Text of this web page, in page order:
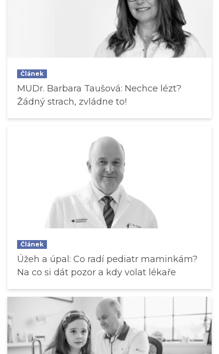
Článek
MUDr. Barbara Taušová: Nechce lézt?
Žádný strach, zvládne to!
Článek
Úžeh a úpal: Co radí pediatr maminkám?
Na co si dát pozor a kdy volat lékaře